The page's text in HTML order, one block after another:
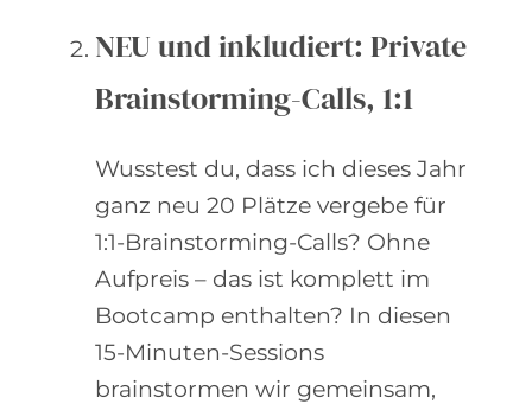
NEU und inkludiert: Private
Brainstorming-Calls, 1:1
Wusstest du, dass ich dieses Jahr
ganz neu 20 Plätze vergebe für
1:1-Brainstorming-Calls? Ohne
Aufpreis – das ist komplett im
Bootcamp enthalten? In diesen
15-Minuten-Sessions
brainstormen wir gemeinsam,